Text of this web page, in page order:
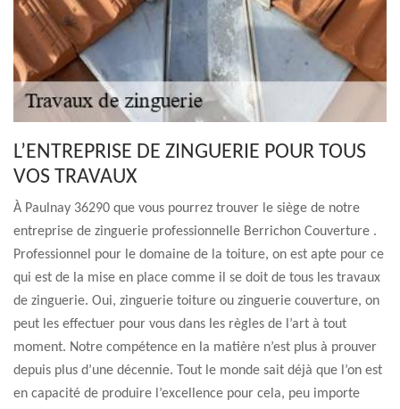
L’ENTREPRISE DE ZINGUERIE POUR TOUS
VOS TRAVAUX
À Paulnay 36290 que vous pourrez trouver le siège de notre
entreprise de zinguerie professionnelle Berrichon Couverture .
Professionnel pour le domaine de la toiture, on est apte pour ce
qui est de la mise en place comme il se doit de tous les travaux
de zinguerie. Oui, zinguerie toiture ou zinguerie couverture, on
peut les effectuer pour vous dans les règles de l’art à tout
moment. Notre compétence en la matière n’est plus à prouver
depuis plus d’une décennie. Tout le monde sait déjà que l’on est
en capacité de produire l’excellence pour cela, peu importe